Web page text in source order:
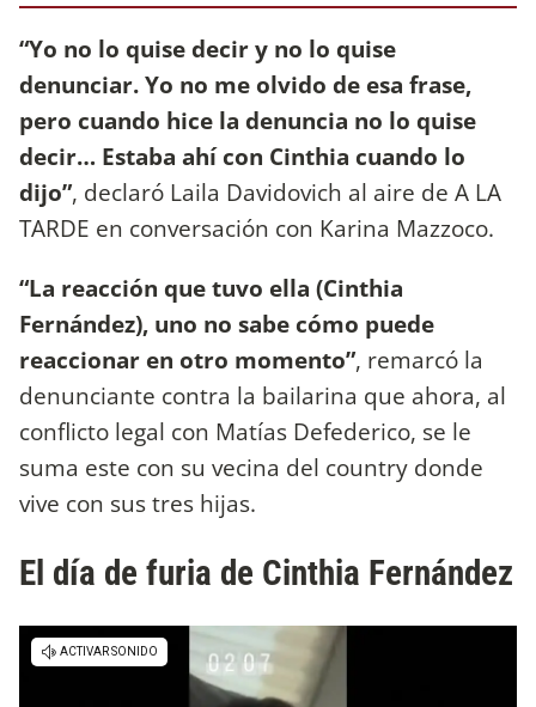
“Yo no lo quise decir y no lo quise
denunciar. Yo no me olvido de esa frase,
pero cuando hice la denuncia no lo quise
decir… Estaba ahí con Cinthia cuando lo
dijo”, declaró Laila Davidovich al aire de A LA
TARDE en conversación con Karina Mazzoco.
“La reacción que tuvo ella (Cinthia
Fernández), uno no sabe cómo puede
reaccionar en otro momento”, remarcó la
denunciante contra la bailarina que ahora, al
conflicto legal con Matías Defederico, se le
suma este con su vecina del country donde
vive con sus tres hijas.
El día de furia de Cinthia Fernández